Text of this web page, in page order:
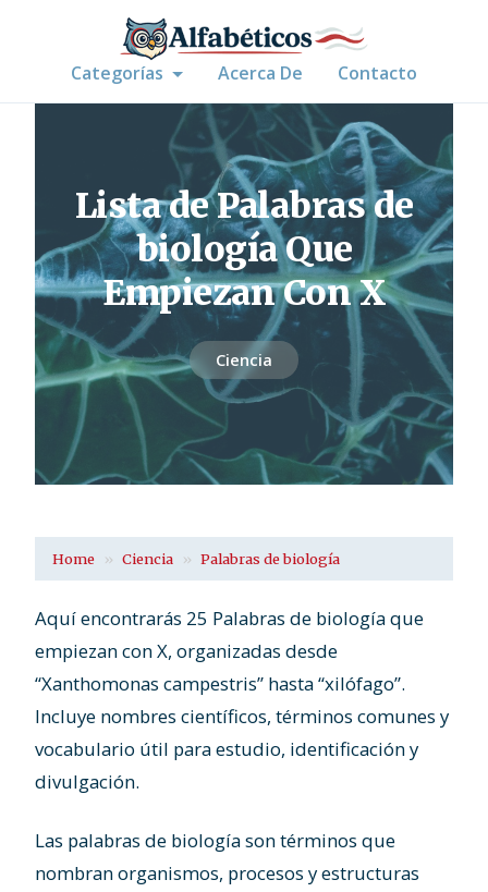
Categorías Acerca De Contacto
Lista de Palabras de
biología Que
Empiezan Con X
Ciencia
Home Ciencia Palabras de biología
Aquí encontrarás 25 Palabras de biología que
empiezan con X, organizadas desde
“Xanthomonas campestris” hasta “xilófago”.
Incluye nombres científicos, términos comunes y
vocabulario útil para estudio, identificación y
divulgación.
Las palabras de biología son términos que
nombran organismos, procesos y estructuras